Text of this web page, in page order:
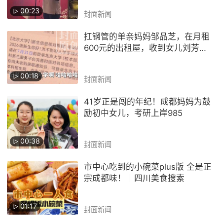
00:23 封面新闻
00:18
扛钢管的单亲妈妈邹品芝，在月租
600元的出租屋，收到女儿刘芳北
封面新闻
00:38
41岁正是闯的年纪！成都妈妈为鼓
励初中女儿，考研上岸985
封面新闻
01:17
市中心吃到的小碗菜plus版 全是正
宗成都味！｜四川美食搜索
封面新闻